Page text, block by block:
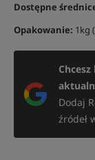
Dostępne
Opakowanie: 1kg
Dodaj
źródeł